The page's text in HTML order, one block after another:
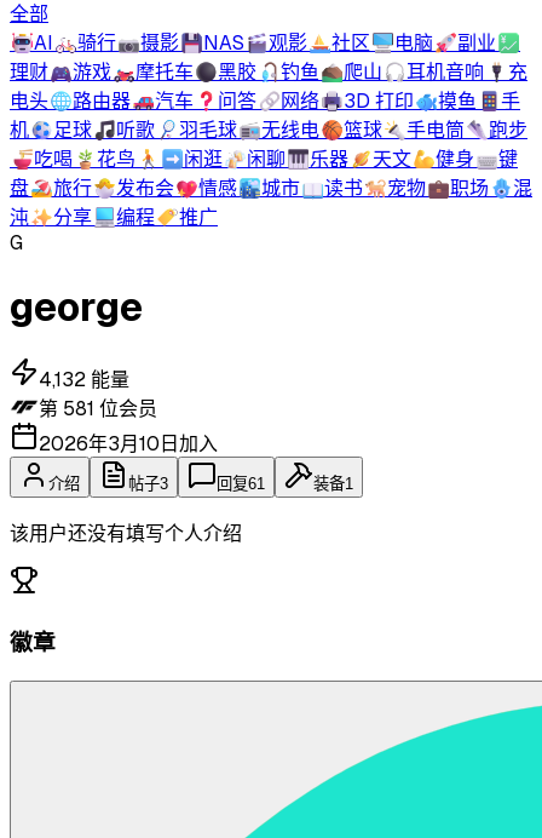
全部
🤖AI🚲骑行📷摄影💾NAS🎬观影⛵社区🖥️电脑🚀副业💹
理财🎮游戏🏍️摩托车⚫黑胶 🎣钓鱼⛰️爬山🎧耳机音响 🔌 充
电头🌐路由器🚗汽车 ❓ 问答🔗网络🖨️3D 打印🐟摸鱼 📱手
机⚽足球🎵听歌 🏸羽毛球📻无线电🏀篮球🔦手电筒👟跑步
🍜吃喝 🪴 花鸟 🚶‍➡️闲逛🍻闲聊🎹乐器🪐天文💪健身⌨️键
盘🏖️旅行🐣发布会💖情感🏙️城市📖读书🐕宠物💼职场🪬混
沌✨分享💻编程🏷️推广
G
george
4,132 能量
第 581 位会员
2026年3月10日加入
介绍 帖子3 回复61 装备1
该用户还没有填写个人介绍
徽章